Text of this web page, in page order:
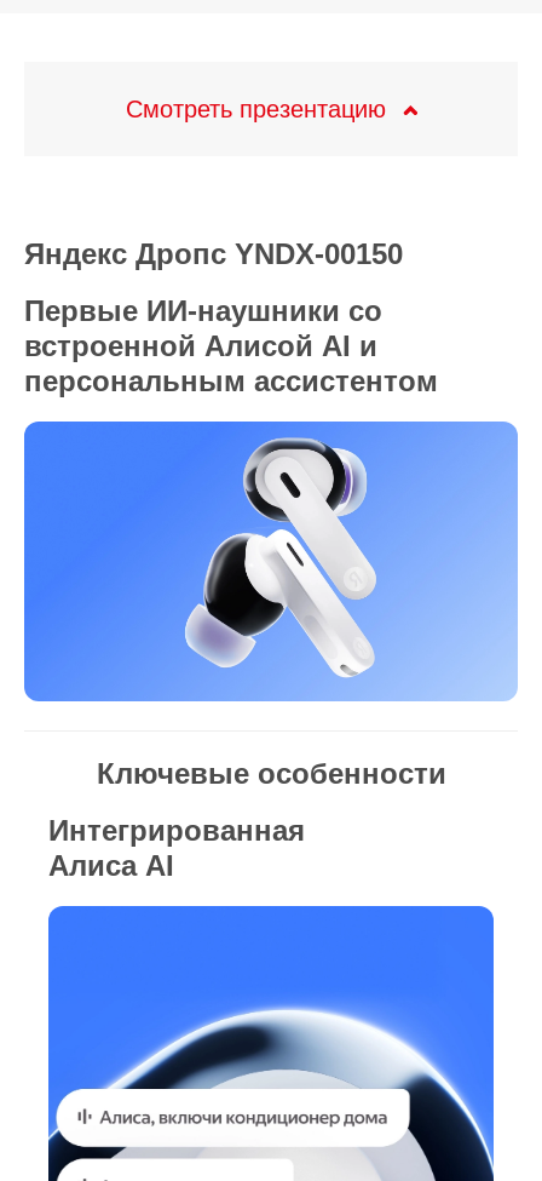
Смотреть презентацию
Яндекс Дропс YNDX-00150
Первые ИИ-наушники со
встроенной Алисой AI и
персональным ассистентом
Ключевые особенности
Интегрированная
Алиса AI